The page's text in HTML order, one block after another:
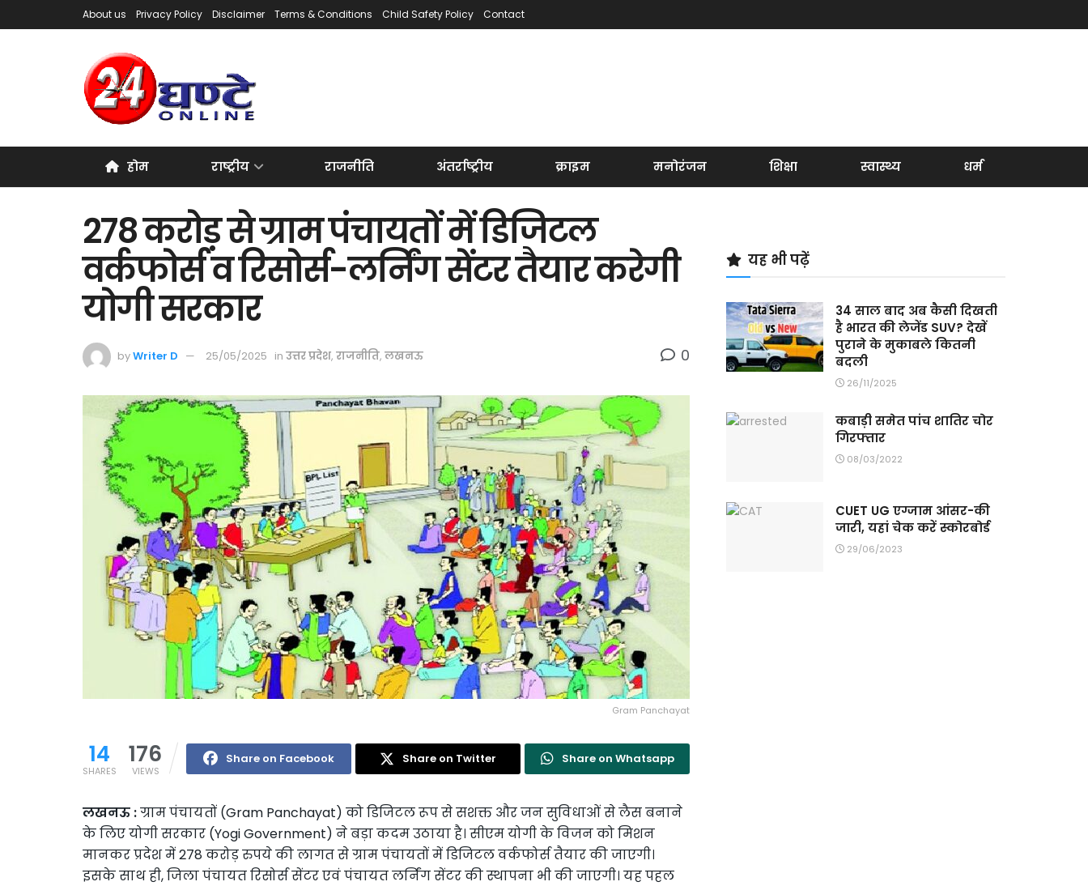
About us Privacy Policy Disclaimer Terms & Conditions Child Safety Policy Contact
होम राष्ट्रीय राजनीति अंतर्राष्ट्रीय क्राइम मनोरंजन शिक्षा स्वास्थ्य धर्म
278 करोड़ से ग्राम पंचायतों में डिजिटल
वर्कफोर्स व रिसोर्स-लर्निंग सेंटर तैयार करेगी
योगी सरकार
byWriter D 25/05/2025 in उत्तर प्रदेश, राजनीति, लखनऊ 0
Gram Panchayat
14
SHARES
176
VIEWS
Share on Facebook Share on Twitter Share on Whatsapp
लखनऊ :ग्राम पंचायतों (Gram Panchayat) को डिजिटल रूप से सशक्त और जन सुविधाओं से लैस बनाने
के लिए योगी सरकार (Yogi Government) ने बड़ा कदम उठाया है। सीएम योगी के विजन को मिशन
मानकर प्रदेश में 278 करोड़ रुपये की लागत से ग्राम पंचायतों में डिजिटल वर्कफोर्स तैयार की जाएगी।
इसके साथ ही, जिला पंचायत रिसोर्स सेंटर एवं पंचायत लर्निंग सेंटर की स्थापना भी की जाएगी। यह पहल
यह भी पढ़ें
34 साल बाद अब कैसी दिखती
है भारत की लेजेंड SUV? देखें
पुराने के मुकाबले कितनी
बदली
26/11/2025
कबाड़ी समेत पांच शातिर चोर
गिरफ्तार
08/03/2022
CUET UG एग्जाम आंसर-की
जारी, यहां चेक करें स्कोरबोर्ड
29/06/2023